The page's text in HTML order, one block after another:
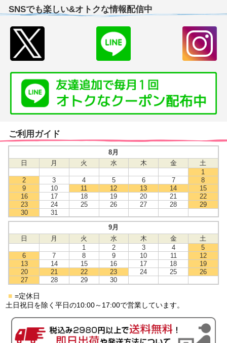
SNSでも楽しい&オトクな情報配信中
ご利用ガイド
8月
日
月 火 水 木 金
土
1
2
3 4 5 6 7
8
9
10 11 12 13 14
15
16
17 18 19 20 21
22
23
24 25 26 27 28
29
30
31
9月
日
月 火 水 木 金
土
1
2 3 4
5
6
7 8 9 10 11
12
13
14 15 16 17 18
19
20
21 22 23 24 25
26
27
28 29 30
■ =定休日
土日祝日を除く平日の10:00～17:00で営業しています。